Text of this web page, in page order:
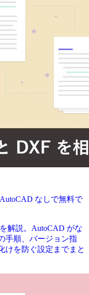
なしで無料で
解説。AutoCAD がな
手順、バージョン指
けを防ぐ設定までまと